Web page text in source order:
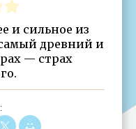
и сильное из
древний и
— страх